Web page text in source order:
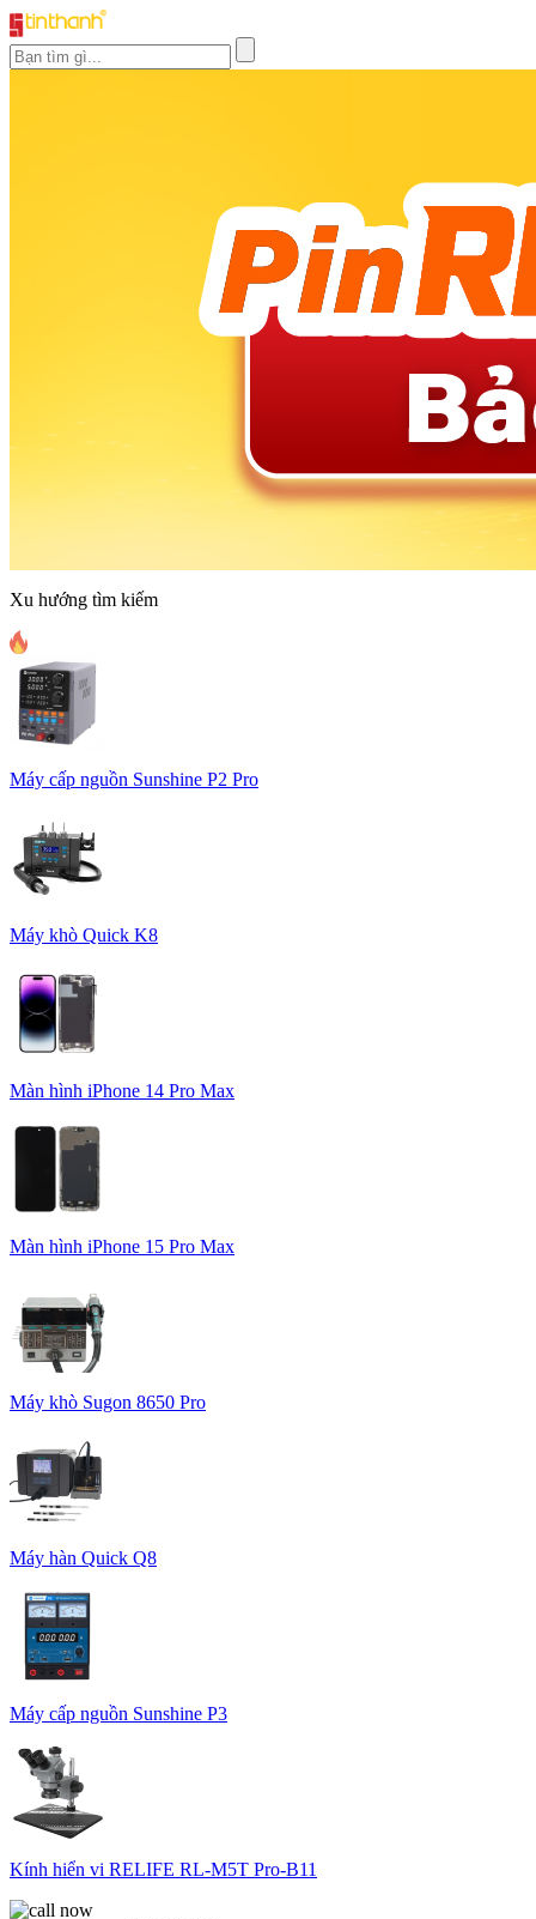
Xu hướng tìm kiếm
Máy cấp nguồn Sunshine P2 Pro
Máy khò Quick K8
Màn hình iPhone 14 Pro Max
Màn hình iPhone 15 Pro Max
Máy khò Sugon 8650 Pro
Máy hàn Quick Q8
Máy cấp nguồn Sunshine P3
Kính hiển vi RELIFE RL-M5T Pro-B11